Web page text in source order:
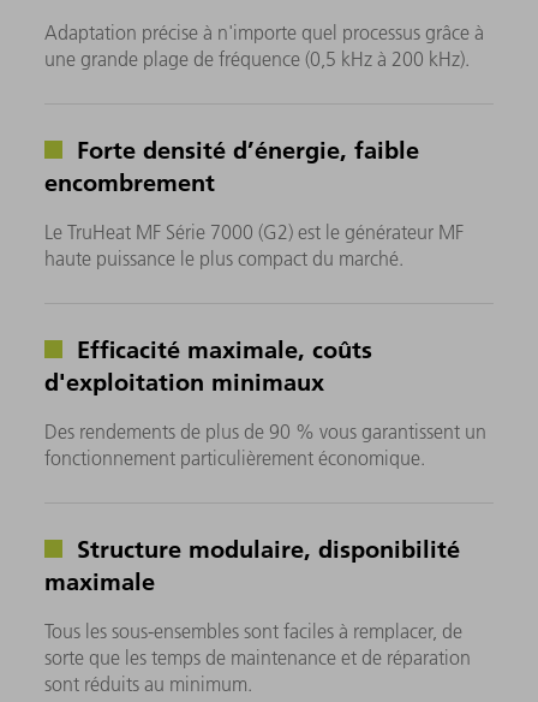
Adaptation précise à n'importe quel processus grâce à
une grande plage de fréquence (0,5 kHz à 200 kHz).
Forte densité d’énergie, faible
encombrement
Le TruHeat MF Série 7000 (G2) est le générateur MF
haute puissance le plus compact du marché.
Efficacité maximale, coûts
d'exploitation minimaux
Des rendements de plus de 90 % vous garantissent un
fonctionnement particulièrement économique.
Structure modulaire, disponibilité
maximale
Tous les sous-ensembles sont faciles à remplacer, de
sorte que les temps de maintenance et de réparation
sont réduits au minimum.